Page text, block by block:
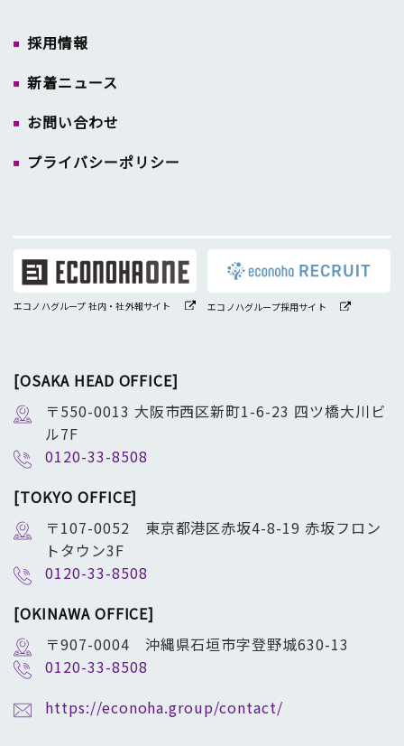
採用情報
新着ニュース
お問い合わせ
プライバシーポリシー
エコノハグループ 社内・社外報サイト エコノハグループ採用サイト
[OSAKA HEAD OFFICE]
〒550-0013 大阪市西区新町1-6-23 四ツ橋大川ビ
ル7F
0120-33-8508
[TOKYO OFFICE]
〒107-0052 東京都港区赤坂4-8-19 赤坂フロン
トタウン3F
0120-33-8508
[OKINAWA OFFICE]
〒907-0004 沖縄県石垣市字登野城630-13
0120-33-8508
https://econoha.group/contact/